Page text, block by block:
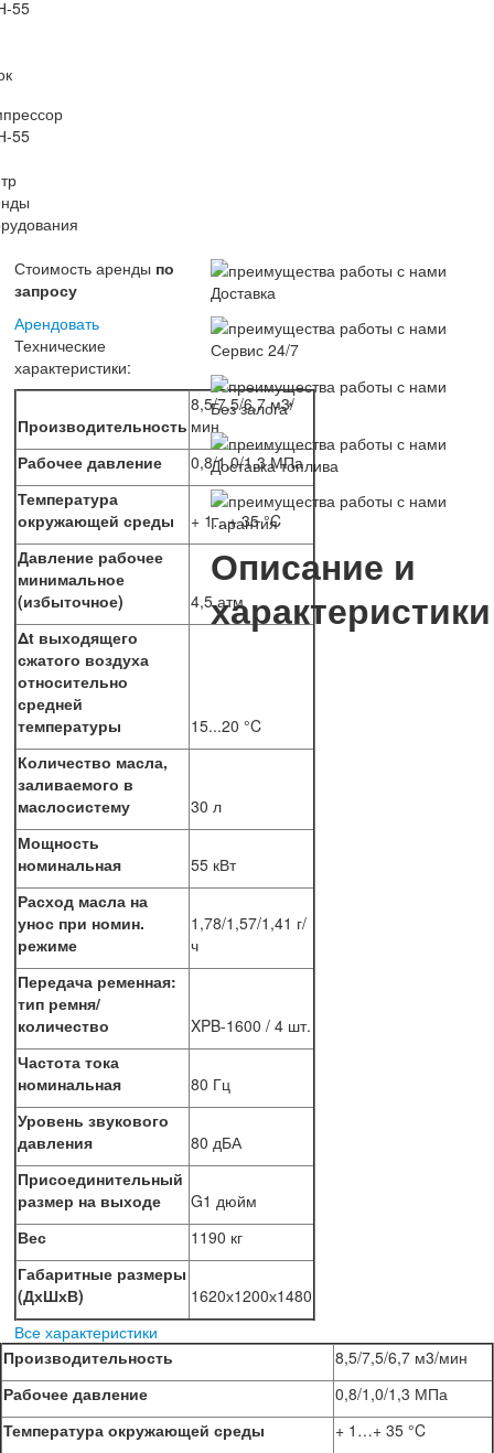
Стоимость аренды по
запросу
Арендовать
Технические
характеристики:
Производительность
8,5/7,5/6,7 м3/
мин
Рабочее давление
0,8/1,0/1,3МПа
Температура
окружающей среды
+ 1…+ 35 °C
Давление рабочее
минимальное
(избыточное)
4,5 атм
Δt выходящего
сжатого воздуха
относительно
средней
температуры
15...20 °C
Количество масла,
заливаемого в
маслосистему
30 л
Мощность
номинальная
55 кВт
Расход масла на
унос при номин.
режиме
1,78/1,57/1,41 г/
ч
Передача ременная:
тип ремня/
количество
XPB-1600 / 4 шт.
Частота тока
номинальная
80 Гц
Уровень звукового
давления
80 дБА
Присоединительный
размер на выходе
G1 дюйм
Вес
1190 кг
Габаритные размеры
(ДхШхВ)
1620х1200х1480
Все характеристики
Доставка
Сервис 24/7
Без залога*
Доставка топлива
Гарантия
Описание и
характеристики
Производительность
8,5/7,5/6,7 м3/мин
Рабочее давление
0,8/1,0/1,3 МПа
Температура окружающей среды
+ 1…+ 35 °C